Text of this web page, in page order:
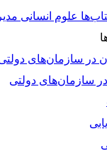
علوم انسانی
سازمان‌های دولتی